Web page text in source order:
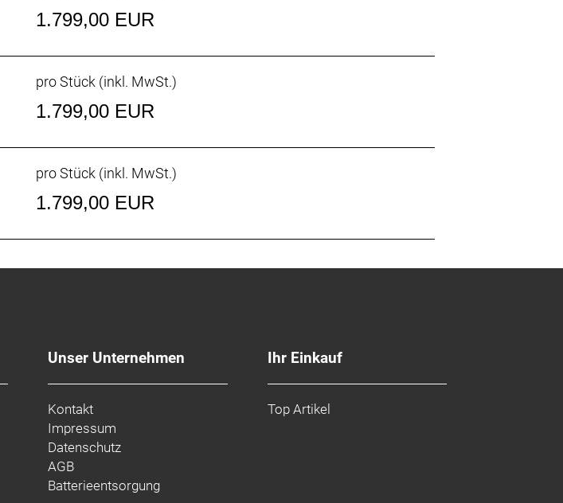
1.799,00 EUR
pro Stück (inkl. MwSt.)
1.799,00 EUR
pro Stück (inkl. MwSt.)
1.799,00 EUR
Unser Unternehmen
Kontakt
Impressum
Datenschutz
AGB
Batterieentsorgung
Ihr Einkauf
Top Artikel